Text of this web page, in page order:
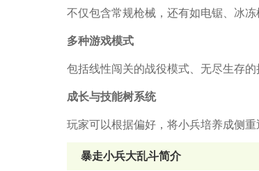
不仅包含常规枪械，还有如电锯、冰
多种游戏模式
包括线性闯关的战役模式、无尽生存
成长与技能树系统
玩家可以根据偏好，将小兵培养成侧重
暴走小兵大乱斗简介